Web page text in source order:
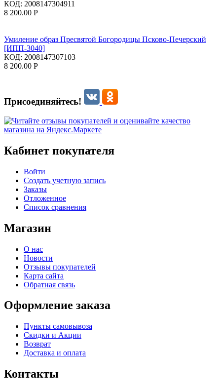
КОД: 2008147304911
8 200.00 Р
Умиление образ Пресвятой Богородицы Псково-Печерский
[ИПП-3040]
КОД: 2008147307103
8 200.00 Р
Присоединяйтесь!
Кабинет покупателя
Войти
Создать учетную запись
Заказы
Отложенное
Список сравнения
Магазин
О нас
Новости
Отзывы покупателей
Карта сайта
Обратная связь
Оформление заказа
Пункты самовывоза
Скидки и Акции
Возврат
Доставка и оплата
Контакты